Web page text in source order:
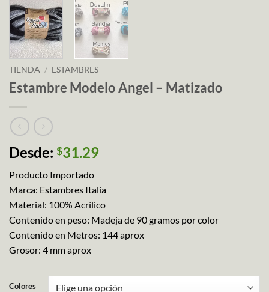
TIENDA / ESTAMBRES
Estambre Modelo Angel – Matizado
Desde: $31.29
Producto Importado
Marca: Estambres Italia
Material: 100% Acrílico
Contenido en peso: Madeja de 90 gramos por color
Contenido en Metros: 144 aprox
Grosor: 4 mm aprox
Colores